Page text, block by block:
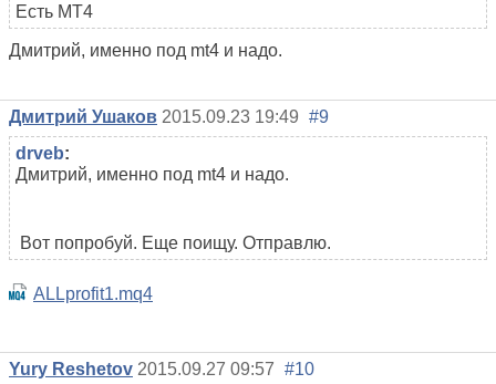
Есть МТ4
Дмитрий, именно под mt4 и надо.
Дмитрий Ушаков 2015.09.23 19:49 #9
drveb:
Дмитрий, именно под mt4 и надо.
Вот попробуй. Еще поищу. Отправлю.
ALLprofit1.mq4
Yury Reshetov 2015.09.27 09:57 #10